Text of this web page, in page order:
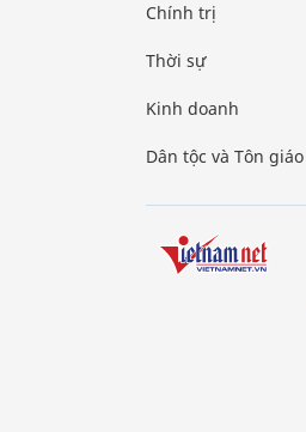
Chính trị
Thời sự
Kinh doanh
Dân tộc và Tôn giáo